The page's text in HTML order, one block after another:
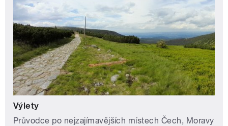
Výlety
Průvodce po nejzajímavějších místech Čech, Moravy